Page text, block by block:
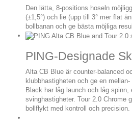
Den lätta, 8-positions hoseln
(±1,5°) och lie (upp till 3° mer flat
bollbanan och ge bästa möjliga
PING-Designade
Alta CB Blue är counter-balanced
klubbhastigheten och ge en
Black har låg launch och låg
svinghastigheter. Tour 2.0 Chrome
bollflykt med kontroll och precision.